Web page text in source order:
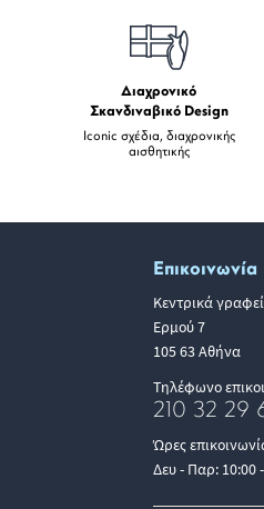
Διαχρονικό
Σκανδιναβικό Design
Iconic σχέδια, διαχρονικής
αισθητικής
Επικοινωνία
Κεντρικά
Ερμού 7
105 63 Αθήνα
Τηλέφωνο
210 32 29
Ώρες
Δευ - Παρ: 10:00